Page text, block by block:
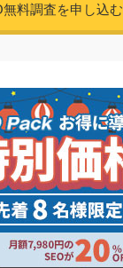
無料調査を申し込む